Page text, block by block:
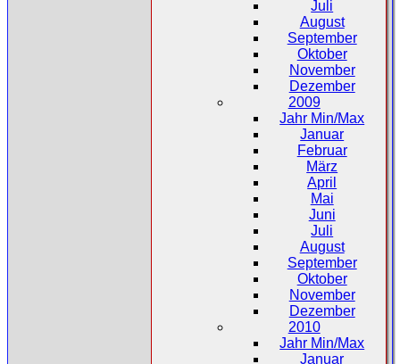
Juli
August
September
Oktober
November
Dezember
2009
Jahr Min/Max
Januar
Februar
März
April
Mai
Juni
Juli
August
September
Oktober
November
Dezember
2010
Jahr Min/Max
Januar